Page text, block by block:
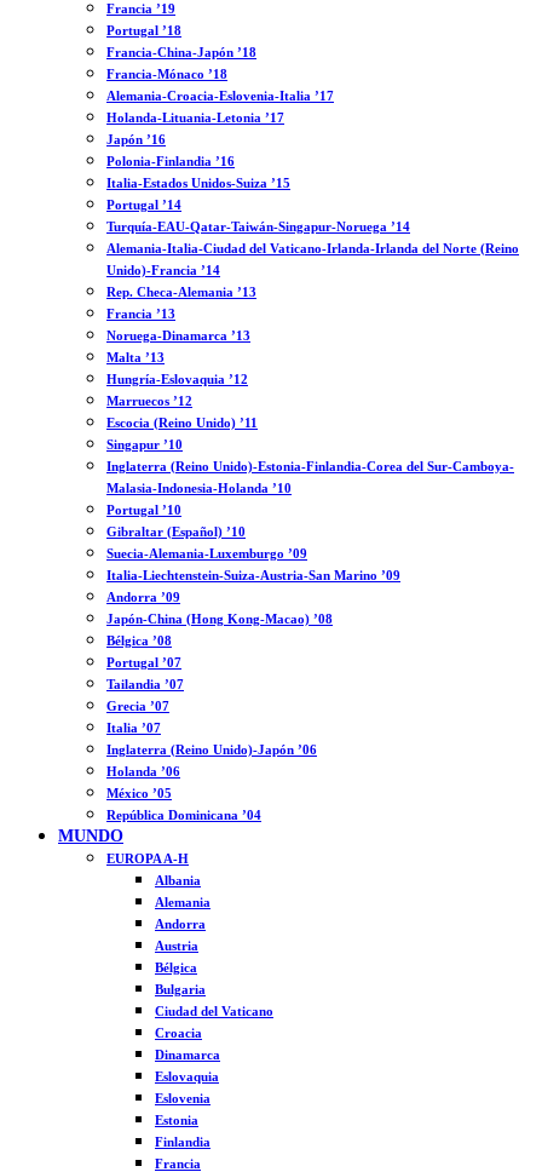
Francia ’19
Portugal ’18
Francia-China-Japón ’18
Francia-Mónaco ’18
Alemania-Croacia-Eslovenia-Italia ’17
Holanda-Lituania-Letonia ’17
Japón ’16
Polonia-Finlandia ’16
Italia-Estados Unidos-Suiza ’15
Portugal ’14
Turquía-EAU-Qatar-Taiwán-Singapur-Noruega ’14
Alemania-Italia-Ciudad del Vaticano-Irlanda-Irlanda del Norte (Reino
Unido)-Francia ’14
Rep. Checa-Alemania ’13
Francia ’13
Noruega-Dinamarca ’13
Malta ’13
Hungría-Eslovaquia ’12
Marruecos ’12
Escocia (Reino Unido) ’11
Singapur ’10
Inglaterra (Reino Unido)-Estonia-Finlandia-Corea del Sur-Camboya-
Malasia-Indonesia-Holanda ’10
Portugal ’10
Gibraltar (Español) ’10
Suecia-Alemania-Luxemburgo ’09
Italia-Liechtenstein-Suiza-Austria-San Marino ’09
Andorra ’09
Japón-China (Hong Kong-Macao) ’08
Bélgica ’08
Portugal ’07
Tailandia ’07
Grecia ’07
Italia ’07
Inglaterra (Reino Unido)-Japón ’06
Holanda ’06
México ’05
República Dominicana ’04
MUNDO
EUROPA A-H
Albania
Alemania
Andorra
Austria
Bélgica
Bulgaria
Ciudad del Vaticano
Croacia
Dinamarca
Eslovaquia
Eslovenia
Estonia
Finlandia
Francia